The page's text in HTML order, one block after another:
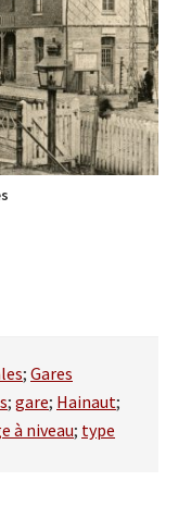
; Gares
; gare; Hainaut;
à niveau; type